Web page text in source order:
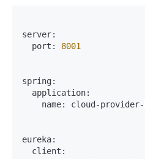
server:
  port:
8001
spring:
eureka: